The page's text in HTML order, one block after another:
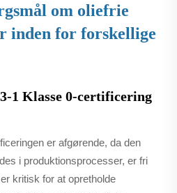
om oliefrie
inden for forskellige
1 Klasse 0-certificering
er afgørende, da den
i produktionsprocesser, er fri
kritisk for at opretholde